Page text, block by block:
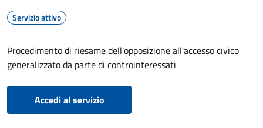
Servizio attivo
Procedimento di riesame dell'opposizione all'accesso civico
generalizzato da parte di controinteressati
Accedi al servizio